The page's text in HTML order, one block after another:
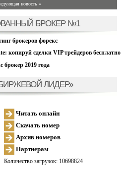
новость »
БРОКЕР №1
брокеров форекс
копируй сделки VIP трейдеров бесплатно
2019 года
ЛИДЕР»
Читать онлайн
Скачать номер
Архив номеров
Партнерам
Количество загрузок: 10698824